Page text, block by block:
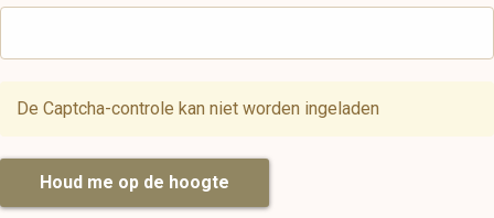
De Captcha-controle kan niet worden ingeladen
Houd me op de hoogte